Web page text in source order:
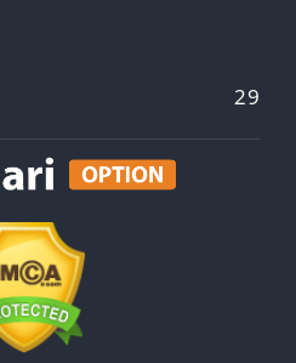
29